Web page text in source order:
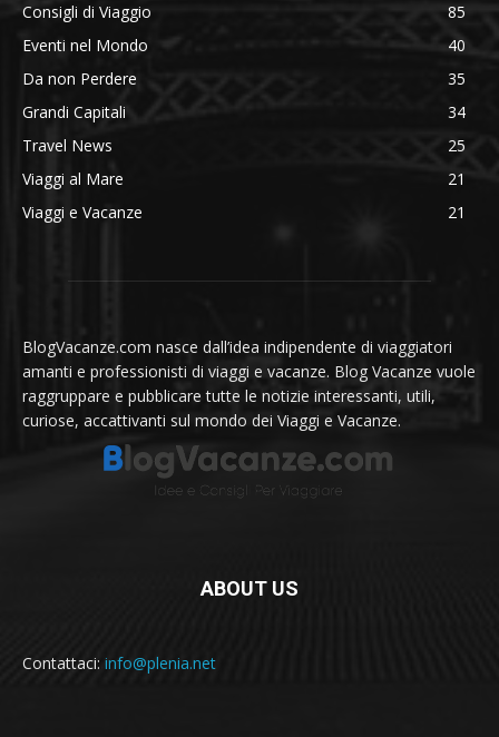
Consigli di Viaggio
85
Eventi nel Mondo
40
Da non Perdere
35
Grandi Capitali
34
Travel News
25
Viaggi al Mare
21
Viaggi e Vacanze
21
BlogVacanze.com nasce dall’idea indipendente di viaggiatori
amanti e professionisti di viaggi e vacanze. Blog Vacanze vuole
raggruppare e pubblicare tutte le notizie interessanti, utili,
curiose, accattivanti sul mondo dei Viaggi e Vacanze.
ABOUT US
Contattaci: info@plenia.net